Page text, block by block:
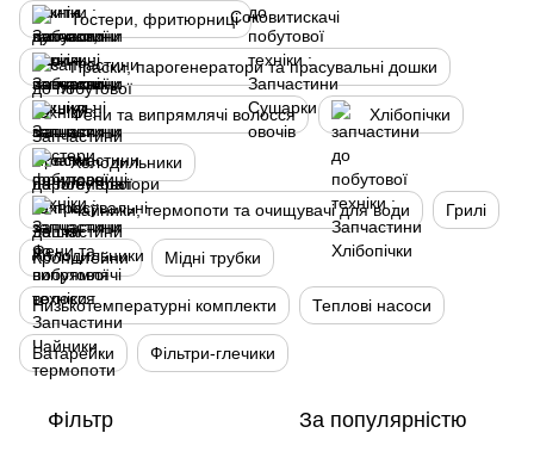
Тостери, фритюрниці
Праски, парогенератори та прасувальні дошки
Фени та випрямлячі волосся Хлібопічки
Холодильники
Чайники, термопоти та очищувачі для води Грилі
Кронштейни Мідні трубки
Низькотемпературні комплекти Теплові насоси
Батарейки Фільтри-глечики
Фільтр За популярністю